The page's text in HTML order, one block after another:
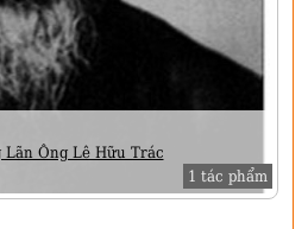
Lãn Ông Lê Hữu Trác
1 tác phẩm